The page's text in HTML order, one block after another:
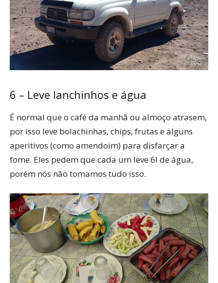
6 – Leve lanchinhos e água
É normal que o café da manhã ou almoço atrasem,
por isso leve bolachinhas, chips, frutas e alguns
aperitivos (como amendoim) para disfarçar a
fome. Eles pedem que cada um leve 6l de água,
porém nós não tomamos tudo isso.